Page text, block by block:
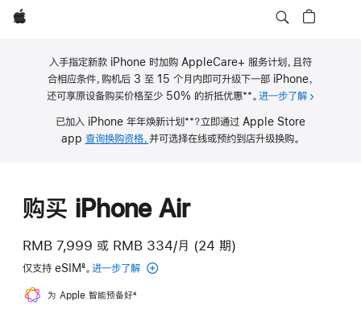
Apple
入手指定新款 iPhone 时加购 AppleCare+ 服务计划，且符
合相应条件，购机后 3 至 15 个月内即可升级下一部 iPhone，
还可享原设备购买价格至少 50% 的折抵优惠
注
**。 进一步了解关于
已加入 iPhone 年年焕新计划 **？立即通过 Apple Store
app 查询换购资格， 并可选择在线或预约到店升级换购。
购买 iPhone Air
RMB 7,999 或 RMB 334/月 (24 期)
仅支持 eSIM
脚
注
8。 进一步了解 eSIM
为 Apple 智能预备好脚
4